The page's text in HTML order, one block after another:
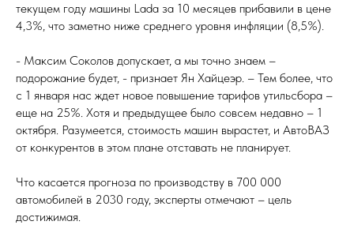
текущем году машины Lada за 10 месяцев прибавили в цене
4,3%, что заметно ниже среднего уровня инфляции (8,5%).
- Максим Соколов допускает, а мы точно знаем –
подорожание будет, - признает Ян Хайцеэр. – Тем более, что
с 1 января нас ждет новое повышение тарифов утильсбора –
еще на 25%. Хотя и предыдущее было совсем недавно – 1
октября. Разумеется, стоимость машин вырастет, и АвтоВАЗ
от конкурентов в этом плане отставать не планирует.
Что касается прогноза по производству в 700 000
автомобилей в 2030 году, эксперты отмечают – цель
достижимая.